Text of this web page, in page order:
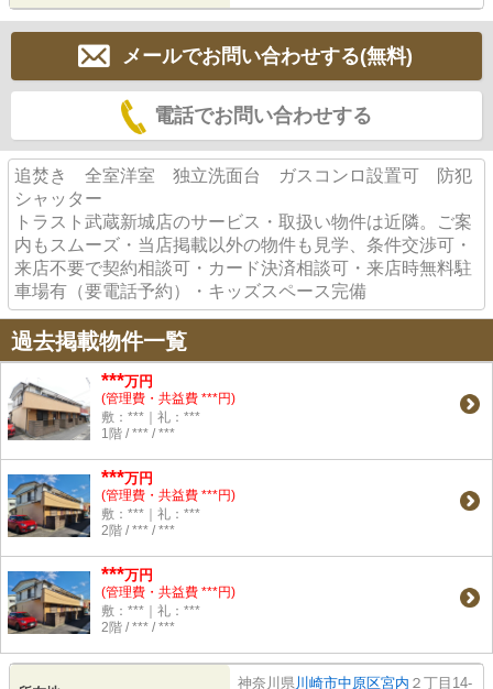
メールでお問い合わせする(無料)
電話でお問い合わせする
追焚き 全室洋室 独立洗面台 ガスコンロ設置可 防犯
シャッター
トラスト武蔵新城店のサービス・取扱い物件は近隣。ご案
内もスムーズ・当店掲載以外の物件も見学、条件交渉可・
来店不要で契約相談可・カード決済相談可・来店時無料駐
車場有（要電話予約）・キッズスペース完備
過去掲載物件一覧
***万円
(管理費・共益費 ***円)
敷：***｜礼：***
1階 / *** / ***
***万円
(管理費・共益費 ***円)
敷：***｜礼：***
2階 / *** / ***
***万円
(管理費・共益費 ***円)
敷：***｜礼：***
2階 / *** / ***
神奈川県川崎市中原区宮内 ２丁目14-